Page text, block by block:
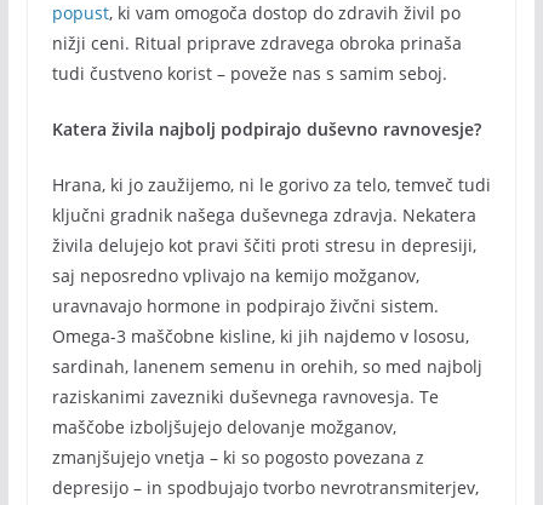
popust, ki vam omogoča dostop do zdravih živil po
nižji ceni. Ritual priprave zdravega obroka prinaša
tudi čustveno korist – poveže nas s samim seboj.
Katera živila najbolj podpirajo duševno ravnovesje?
Hrana, ki jo zaužijemo, ni le gorivo za telo, temveč tudi
ključni gradnik našega duševnega zdravja. Nekatera
živila delujejo kot pravi ščiti proti stresu in depresiji,
saj neposredno vplivajo na kemijo možganov,
uravnavajo hormone in podpirajo živčni sistem.
Omega-3 maščobne kisline, ki jih najdemo v lososu,
sardinah, lanenem semenu in orehih, so med najbolj
raziskanimi zavezniki duševnega ravnovesja. Te
maščobe izboljšujejo delovanje možganov,
zmanjšujejo vnetja – ki so pogosto povezana z
depresijo – in spodbujajo tvorbo nevrotransmiterjev,